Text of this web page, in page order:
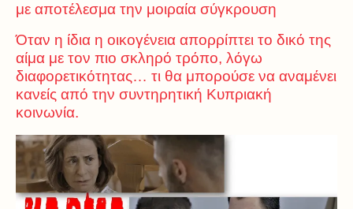
με αποτέλεσμα την μοιραία σύγκρουση
Όταν η ίδια η οικογένεια απορρίπτει το δικό της
αίμα με τον πιο σκληρό τρόπο, λόγω
διαφορετικότητας… τι θα μπορούσε να αναμένει
κανείς από την συντηρητική Κυπριακή
κοινωνία.